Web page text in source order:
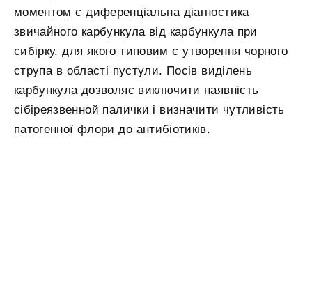
моментом є диференціальна діагностика
звичайного карбункула від карбункула при
сибірку, для якого типовим є утворення чорного
струпа в області пустули. Посів виділень
карбункула дозволяє виключити наявність
сібіреязвенной палички і визначити чутливість
патогенної флори до антибіотиків.